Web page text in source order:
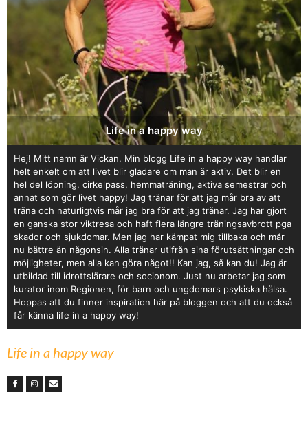
Life in a happy way
Hej! Mitt namn är Vickan. Min blogg Life in a happy way handlar
helt enkelt om att livet blir gladare om man är aktiv. Det blir en
hel del löpning, cirkelpass, hemmaträning, aktiva semestrar och
annat som gör livet happy! Jag tränar för att jag mår bra av att
träna och naturligtvis mår jag bra för att jag tränar. Jag har gjort
en ganska stor viktresa och haft flera längre träningsavbrott pga
skador och sjukdomar. Men jag har kämpat mig tillbaka och mår
nu bättre än någonsin. Alla tränar utifrån sina förutsättningar och
möjligheter, men alla kan göra något!! Kan jag, så kan du! Jag är
utbildad till idrottslärare och socionom. Just nu arbetar jag som
kurator inom Regionen, för barn och ungdomars psykiska hälsa.
Hoppas att du finner inspiration här på bloggen och att du också
får känna life in a happy way!
Life in a happy way